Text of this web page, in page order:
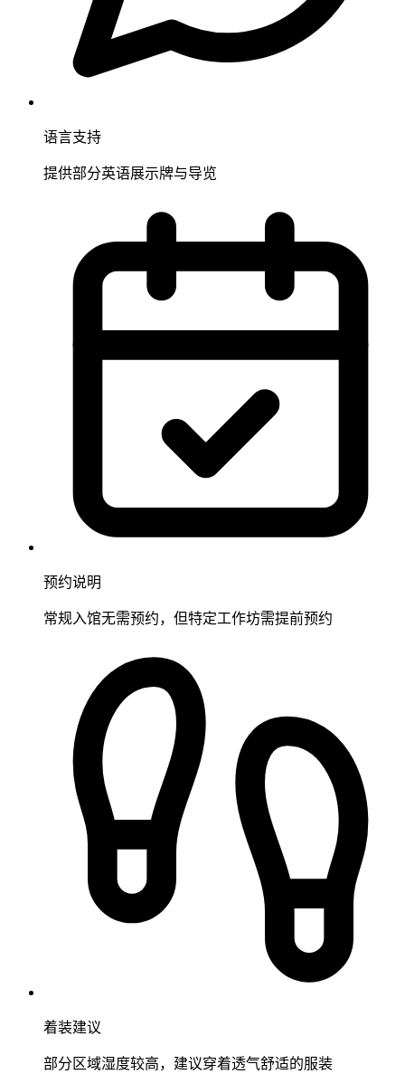
语言支持
提供部分英语展示牌与导览
预约说明
常规入馆无需预约，但特定工作坊需提前预约
着装建议
部分区域湿度较高，建议穿着透气舒适的服装